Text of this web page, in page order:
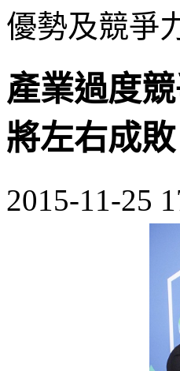
優勢及競爭
產業過度
將左右成敗
2015-11-25